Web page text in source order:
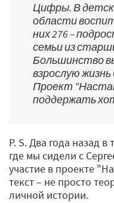
Цифры. В
области
них 276 –
семьи из
Большинство
взрослую
Проект
поддержать
P. S. Два года назад
где мы сидели с
участие в проекте
текст – не просто
личной истории.